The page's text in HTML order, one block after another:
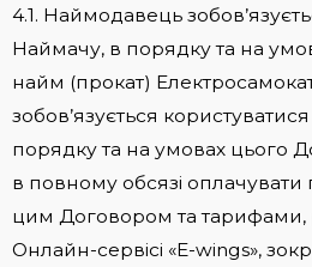
4.1. Наймодавець
Наймачу, в порядку та на
найм (прокат)
зобов’язується
порядку та на умовах цього
в повному обсязі оплачувати
цим Договором та
Онлайн-сервісі «E-wings»,